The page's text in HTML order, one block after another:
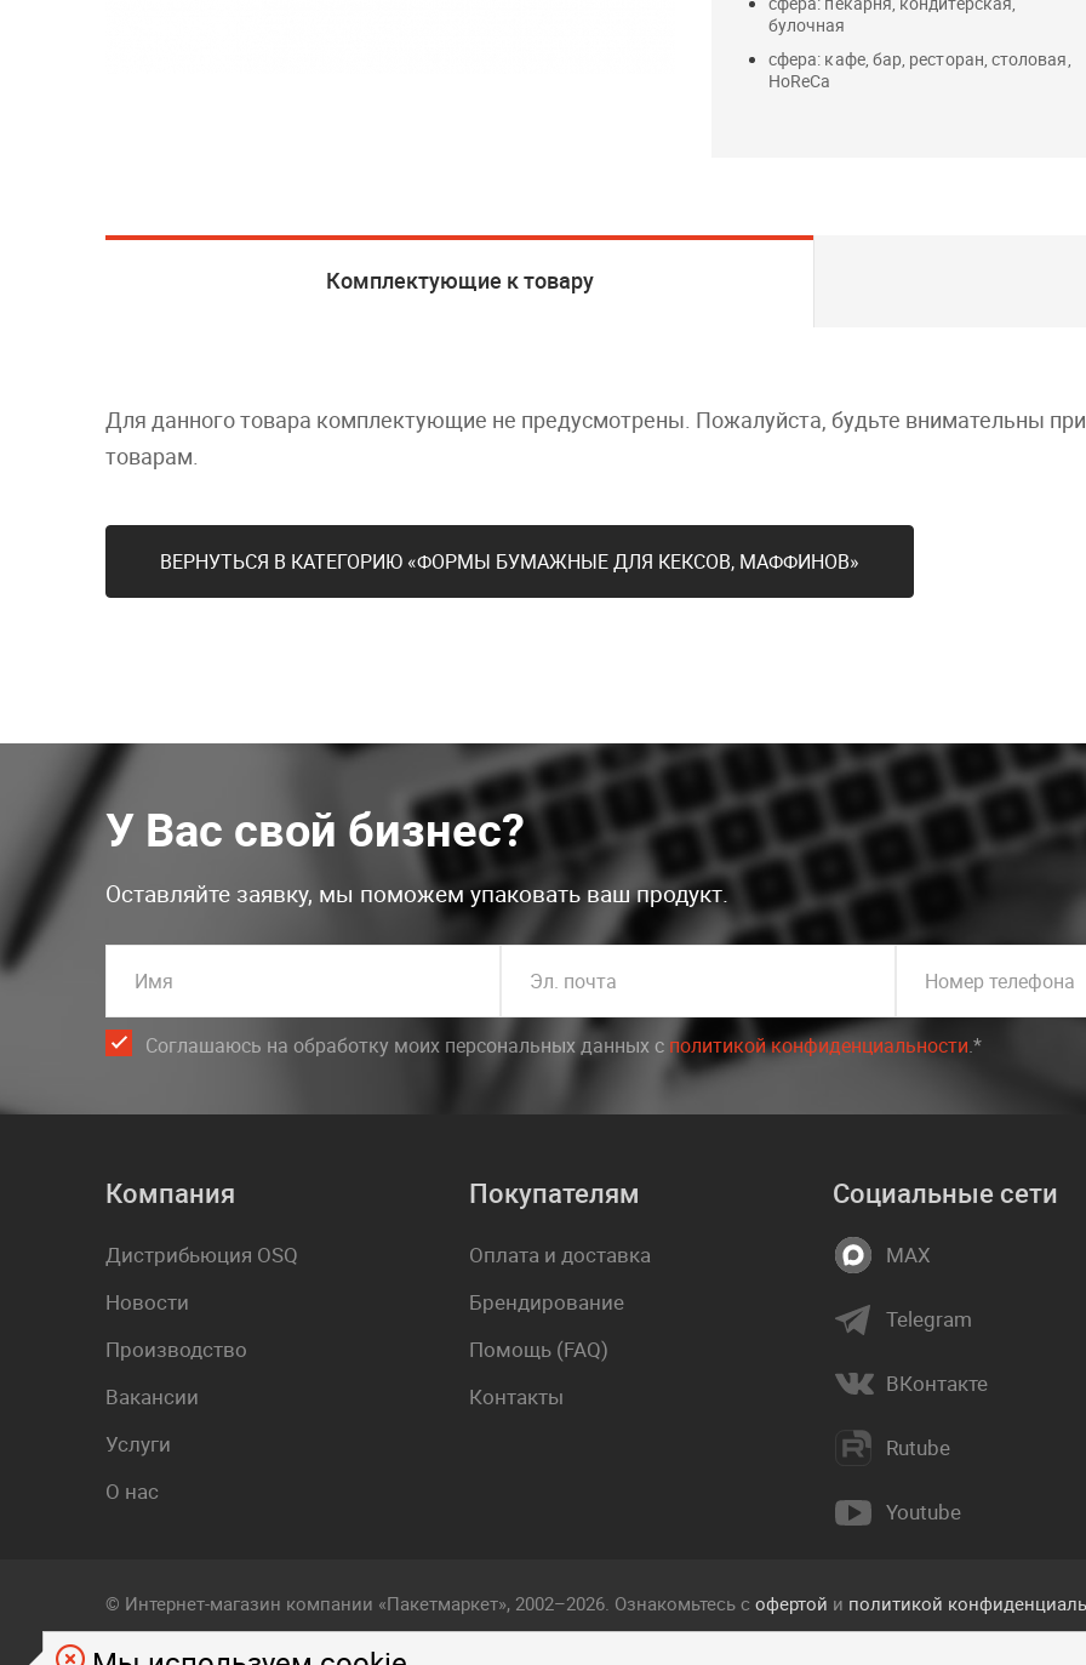
булочная
сфера: кафе, бар, ресторан, столовая,
HoReCa
Комплектующие к товару
Для данного товара комплектующие не предусмотрены. Пожалуйста, будьте внимательны
товарам.
ВЕРНУТЬСЯ В КАТЕГОРИЮ «ФОРМЫ БУМАЖНЫЕ ДЛЯ КЕКСОВ, МАФФИНОВ»
У Вас свой бизнес?
Оставляйте заявку, мы поможем упаковать ваш продукт.
Имя Эл. почта Номер телефона
Соглашаюсь на обработку моих персональных данных c политикой конфиденциальности.*
Компания
Дистрибьюция OSQ
Новости
Производство
Вакансии
Услуги
О нас
Покупателям
Оплата и доставка
Брендирование
Помощь (FAQ)
Контакты
Социальные сети
MAX
Telegram
ВКонтакте
Rutube
Youtube
© Интернет-магазин компании «Пакетмаркет», 2002–2026. Ознакомьтесь с офертой и политикой